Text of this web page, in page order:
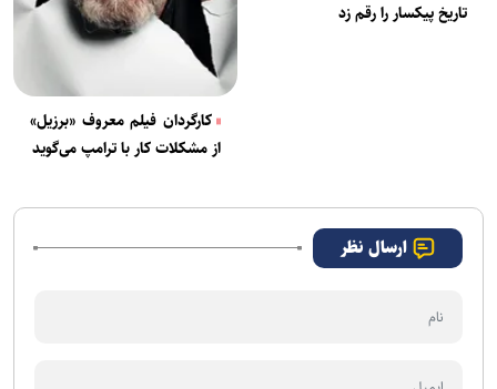
تاریخ پیکسار را رقم زد
کارگردان فیلم معروف «برزیل»
از مشکلات کار با ترامپ می‌گوید
ارسال نظر